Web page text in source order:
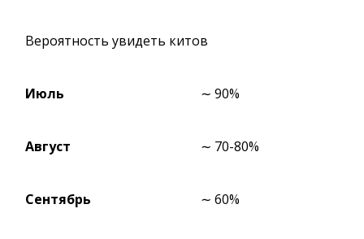
Вероятность увидеть китов
Июль ∼ 90%
Август ∼ 70-80%
Сентябрь ∼ 60%